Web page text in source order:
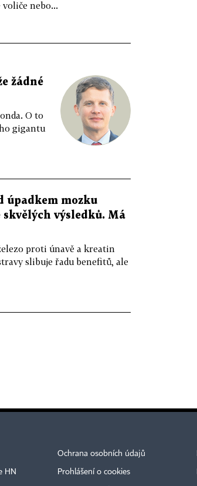
nebo...
žádné
O to
gigantu
úpadkem mozku
výsledků. Má
proti únavě a kreatin
slibuje řadu benefitů, ale
HN
Ochrana osobních údajů
Prohlášení o cookies